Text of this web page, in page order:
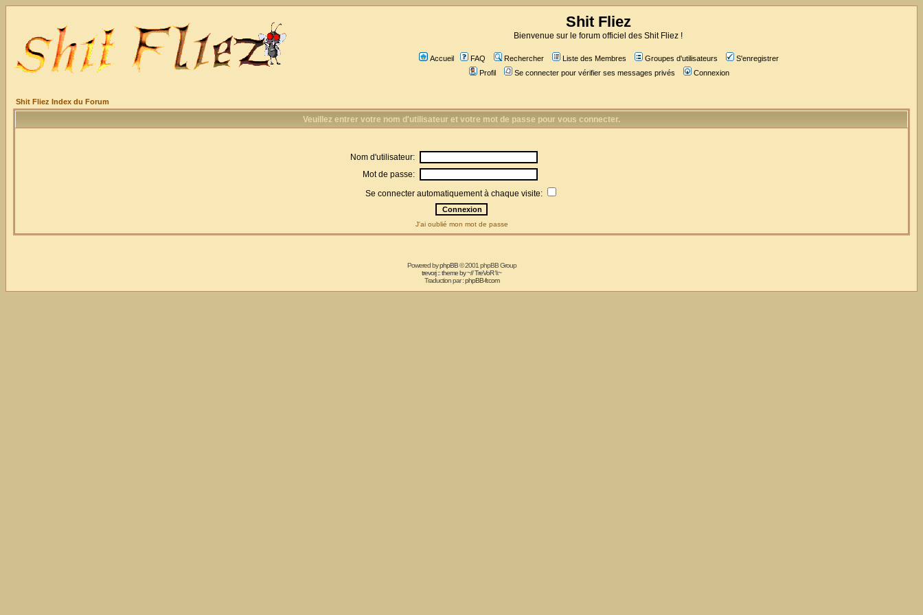
Shit Fliez
Bienvenue sur le forum officiel des Shit Fliez !
Accueil FAQ Rechercher Liste des Membres Groupes d'utilisateurs
S'enregistrer
Profil
Se connecter pour vérifier ses messages privés Connexion
Shit Fliez Index du Forum
Veuillez entrer votre nom d'utilisateur et votre mot de passe pour vous connecter.
Nom d'utilisateur:
Mot de passe:
Se connecter automatiquement à chaque visite:
J'ai oublié mon mot de passe
Powered byphpBB© 2001 phpBB Group
trevorj :: theme by ~// TreVoR \\~
Traduction par :phpBB-fr.com